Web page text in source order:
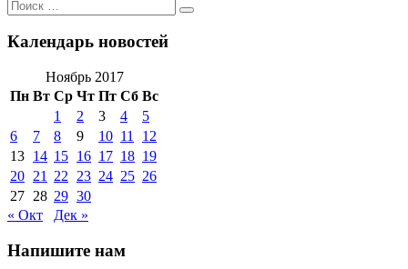
по:
Поиск
Календарь новостей
Ноябрь 2017
Пн Вт Ср Чт Пт Сб Вс
1
2 3 4
5
6
7 8 9 10 11
12
13 14 15 16 17 18 19
20 21 22 23 24 25 26
27 28 29 30
« Окт
Дек »
Напишите нам